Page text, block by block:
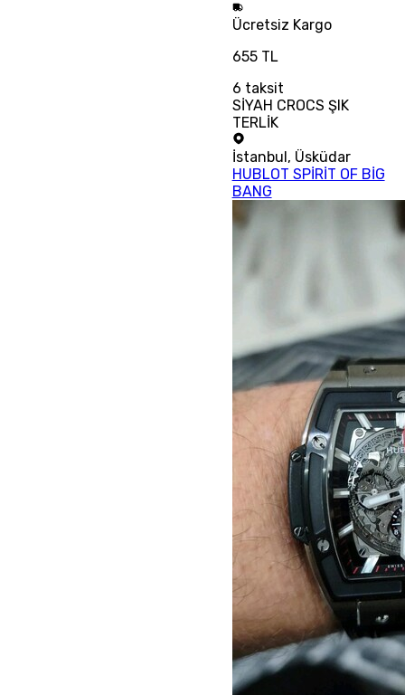
Ücretsiz Kargo
655 TL
6 taksit
SİYAH CROCS ŞIK
TERLİK
İstanbul, Üsküdar
HUBLOT SPİRİT OF BİG
BANG